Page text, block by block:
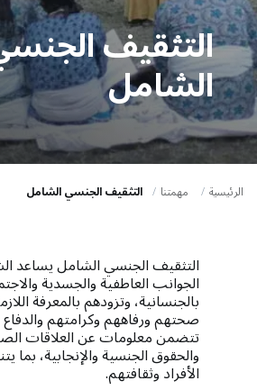
t
i
o
n
التثقيف
الشامل
الرئيسية مهمتنا التثقيف الجنسي الشامل
التثقيف الجنسي الشامل يساعد
الجوانب العاطفية والجسدية
بالجنسانية، وتزودهم بالمعرفة
صحتهم ورفاههم وكرامتهم
تتضمن معلومات عن العلاقات
والحقوق الجنسية والإنجابية،
الأفراد وثقافتهم.